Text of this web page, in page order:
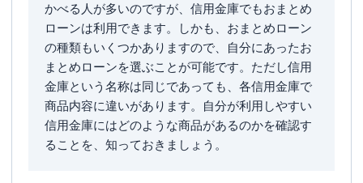
かべる人が多いのですが、信用金庫でもおまとめ
ローンは利用できます。しかも、おまとめローン
の種類もいくつかありますので、自分にあったお
まとめローンを選ぶことが可能です。ただし信用
金庫という名称は同じであっても、各信用金庫で
商品内容に違いがあります。自分が利用しやすい
信用金庫にはどのような商品があるのかを確認す
ることを、知っておきましょう。